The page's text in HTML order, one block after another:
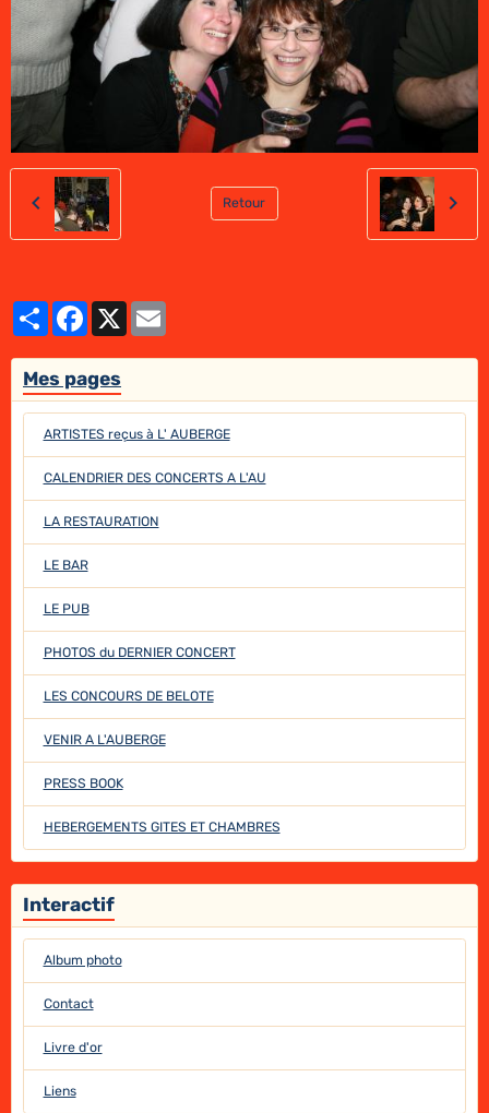
Retour
PartagerFacebook
X
Mes pages
ARTISTES reçus à L' AUBERGE
CALENDRIER DES CONCERTS A L'AU
LA RESTAURATION
LE BAR
LE PUB
PHOTOS du DERNIER CONCERT
LES CONCOURS DE BELOTE
VENIR A L'AUBERGE
PRESS BOOK
HEBERGEMENTS GITES ET CHAMBRES
Interactif
Album photo
Contact
Livre d'or
Liens